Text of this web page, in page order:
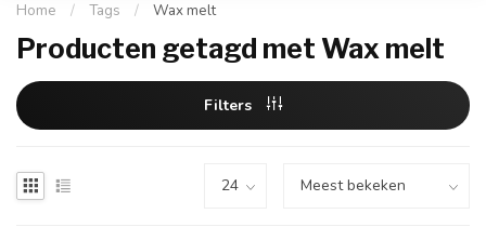
Home / Tags / Wax melt
Producten getagd met Wax melt
Filters